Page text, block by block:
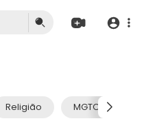
Religião MGTOW